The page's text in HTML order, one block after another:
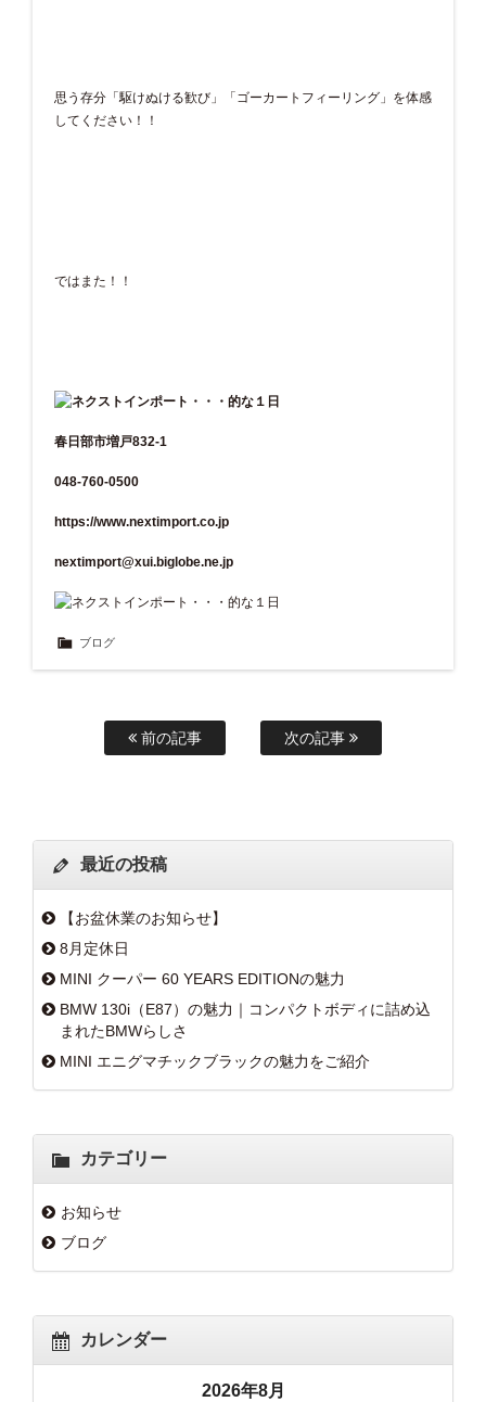
思う存分「駆けぬける歓び」「ゴーカートフィーリング」を体感
してください！！
ではまた！！
春日部市増戸832-1
048-760-0500
https://www.nextimport.co.jp
nextimport@xui.biglobe.ne.jp
ブログ
前の記事 次の記事
最近の投稿
【お盆休業のお知らせ】
8月定休日
MINI クーパー 60 YEARS EDITIONの魅力
BMW 130i（E87）の魅力｜コンパクトボディに詰め込
まれたBMWらしさ
MINI エニグマチックブラックの魅力をご紹介
カテゴリー
お知らせ
ブログ
カレンダー
2026年8月